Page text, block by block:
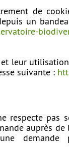
de
un
leur
suivante :
respecte
auprès